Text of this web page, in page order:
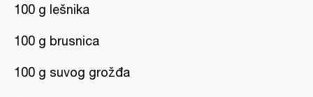
100 g lešnika
100 g brusnica
100 g suvog grožđa